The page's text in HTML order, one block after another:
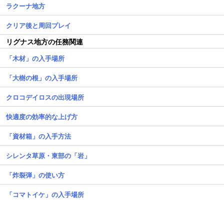
ラクーナ地方
クリア後と周回プレイ
リグナス地方の任務関連
「木材」の入手場所
「大樹の根」の入手場所
クロコデイロスの出現場所
快適度の効率的な上げ方
「資材箱」の入手方法
シレンタ草原・東部の「岩」
「炸裂弾」の使い方
「コマトイケ」の入手場所